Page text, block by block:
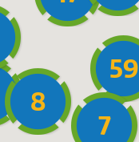
59
8
7